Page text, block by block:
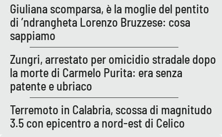
LaC OnAir
EDIZIONI
LOCALI
Catanzaro
Crotone
Vibo Valentia
Giuliana scomparsa, è la moglie del pentito
di ’ndrangheta Lorenzo Bruzzese: cosa
sappiamo
Zungri, arrestato per omicidio stradale dopo
la morte di Carmelo Purita: era senza
patente e ubriaco
Terremoto in Calabria, scossa di magnitudo
3.5 con epicentro a nord-est di Celico